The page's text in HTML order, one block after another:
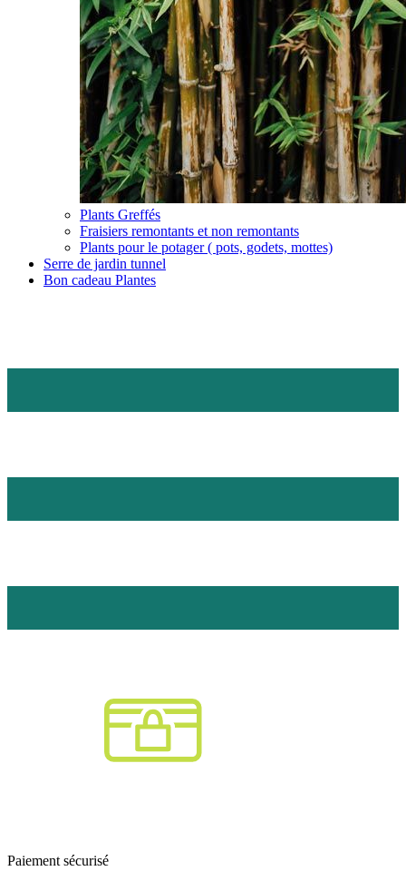
Plants Greffés
Fraisiers remontants et non remontants
Plants pour le potager ( pots, godets, mottes)
Serre de jardin tunnel
Bon cadeau Plantes
Paiement sécurisé